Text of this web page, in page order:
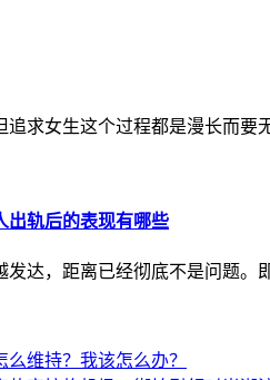
求女生这个过程都是漫长而
出轨后的表现有哪些
达，距离已经彻底不是问题